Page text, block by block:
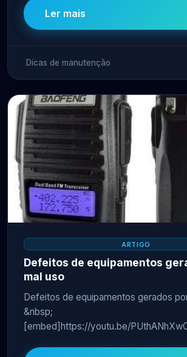
Ler mais
Dicas de manutenção
ARTIGO
Defeitos de equipamentos
mal uso
Defeitos de equipamentos gerados
&nbsp;
[embed]https://youtu.be/